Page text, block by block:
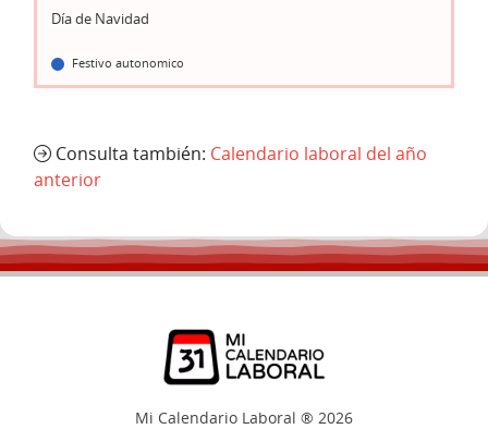
Día de Navidad
Festivo autonomico
Consulta también: Calendario laboral del año
anterior
Mi Calendario Laboral ® 2026